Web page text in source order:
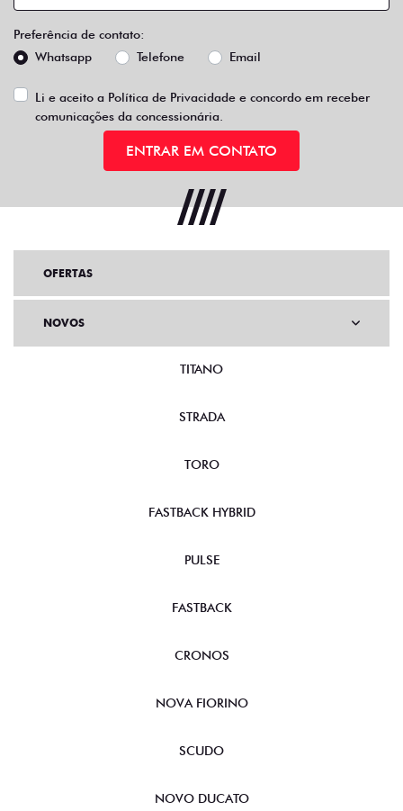
Preferência de contato:
Whatsapp
Telefone Email
Li e aceito a Política de Privacidade e concordo em receber
comunicações da concessionária.
ENTRAR EM CONTATO
OFERTAS
NOVOS
TITANO
STRADA
TORO
FASTBACK HYBRID
PULSE
FASTBACK
CRONOS
NOVA FIORINO
SCUDO
NOVO DUCATO